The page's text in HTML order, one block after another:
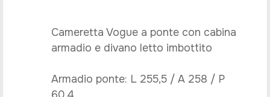
Cameretta Vogue a ponte con cabina
armadio e divano letto imbottito
Armadio ponte: L 255,5 / A 258 / P
60,4